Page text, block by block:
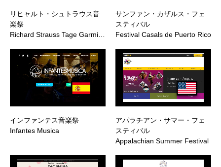
リヒャルト・シュトラウス音
楽祭
Richard Strauss Tage Garmi…
サンファン・カザルス・フェ
スティバル
Festival Casals de Puerto Rico
インファンテス音楽祭
Infantes Musica
アパラチアン・サマー・フェ
スティバル
Appalachian Summer Festival